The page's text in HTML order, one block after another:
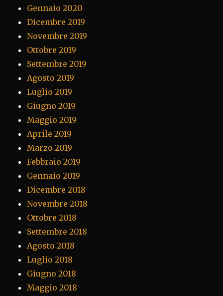
Gennaio 2020
Dicembre 2019
Novembre 2019
Ottobre 2019
Settembre 2019
Agosto 2019
Luglio 2019
Giugno 2019
Maggio 2019
Aprile 2019
Marzo 2019
Febbraio 2019
Gennaio 2019
Dicembre 2018
Novembre 2018
Ottobre 2018
Settembre 2018
Agosto 2018
Luglio 2018
Giugno 2018
Maggio 2018